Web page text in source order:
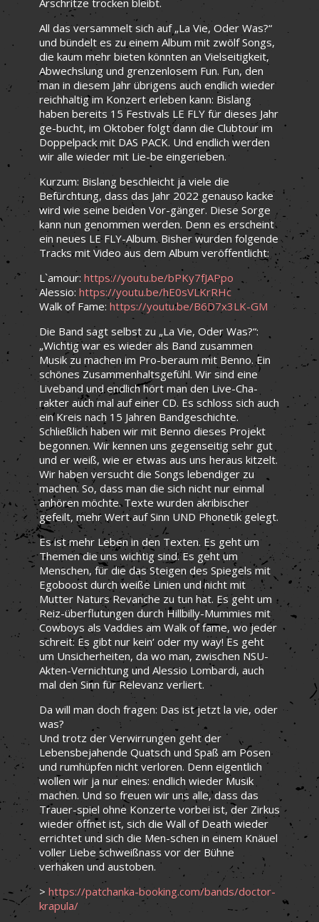
All das versammelt sich auf „La Vie, Oder Was?“
und bündelt es zu einem Album mit zwölf Songs,
die kaum mehr bieten könnten an Vielseitigkeit,
Abwechslung und grenzenlosem Fun. Fun, den
man in diesem Jahr übrigens auch endlich wieder
reichhaltig im Konzert erleben kann: Bislang
haben bereits 15 Festivals LE FLY für dieses Jahr
ge-bucht, im Oktober folgt dann die Clubtour im
Doppelpack mit DAS PACK. Und endlich werden
wir alle wieder mit Lie-be eingerieben.
Kurzum: Bislang beschleicht ja viele die
Befürchtung, dass das Jahr 2022 genauso kacke
wird wie seine beiden Vor-gänger. Diese Sorge
kann nun genommen werden. Denn es erscheint
ein neues LE FLY-Album. Bisher wurden folgende
Tracks mit Video aus dem Album veröffentlicht:
L`amour: https://youtu.be/bPKy7fJAPpo
Alessio: https://youtu.be/hE0sVLKrRHc
Walk of Fame: https://youtu.be/B6D7x3LK-GM
Die Band sagt selbst zu „La Vie, Oder Was?“:
„Wichtig war es wieder als Band zusammen
Musik zu machen im Pro-beraum mit Benno. Ein
schönes Zusammenhaltsgefühl. Wir sind eine
Liveband und endlich hört man den Live-Cha-
rakter auch mal auf einer CD. Es schloss sich auch
ein Kreis nach 15 Jahren Bandgeschichte.
Schließlich haben wir mit Benno dieses Projekt
begonnen. Wir kennen uns gegenseitig sehr gut
und er weiß, wie er etwas aus uns heraus kitzelt.
Wir haben versucht die Songs lebendiger zu
machen. So, dass man die sich nicht nur einmal
anhören möchte. Texte wurden akribischer
gefeilt, mehr Wert auf Sinn UND Phonetik gelegt.
Es ist mehr Leben in den Texten. Es geht um
Themen die uns wichtig sind. Es geht um
Menschen, für die das Steigen des Spiegels mit
Egoboost durch weiße Linien und nicht mit
Mutter Naturs Revanche zu tun hat. Es geht um
Reiz-überflutungen durch Hillbilly-Mummies mit
Cowboys als Vaddies am Walk of fame, wo jeder
schreit: Es gibt nur kein‘ oder my way! Es geht
um Unsicherheiten, da wo man, zwischen NSU-
Akten-Vernichtung und Alessio Lombardi, auch
mal den Sinn für Relevanz verliert.
Da will man doch fragen: Das ist jetzt la vie, oder
was?
Und trotz der Verwirrungen geht der
Lebensbejahende Quatsch und Spaß am Posen
und rumhüpfen nicht verloren. Denn eigentlich
wollen wir ja nur eines: endlich wieder Musik
machen. Und so freuen wir uns alle, dass das
Trauer-spiel ohne Konzerte vorbei ist, der Zirkus
wieder öffnet ist, sich die Wall of Death wieder
errichtet und sich die Men-schen in einem Knäuel
voller Liebe schweißnass vor der Bühne
verhaken und austoben.
> https://patchanka-booking.com/bands/doctor-
krapula/